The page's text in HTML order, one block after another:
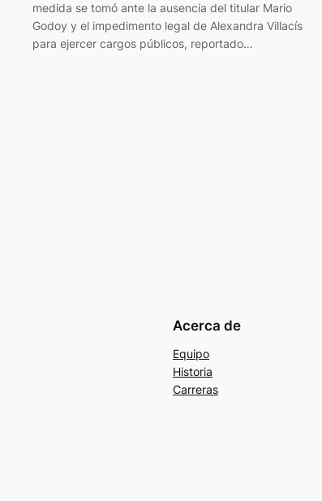
medida se tomó ante la ausencia del titular Mario
Godoy y el impedimento legal de Alexandra Villacís
para ejercer cargos públicos, reportado…
Acerca de
Equipo
Historia
Carreras